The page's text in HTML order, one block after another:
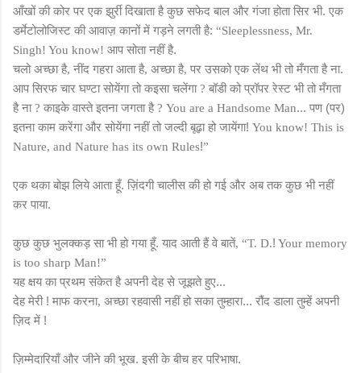
आँखों की कोर पर एक झुर्री दिखाता है कुछ सफेद बाल और गंजा होता सिर भी. एक
डर्मेटोलोजिस्ट की आवाज़ कानों में गड़ने लगती है: “Sleeplessness, Mr.
Singh! You know! आप सोता नहीं है.
चलो अच्छा है, नींद गहरा आता है, अच्छा है, पर उसको एक लेंथ भी तो मँगता है ना.
आप सिरफ चार घण्टा सोयेंगा तो कइसा चलेंगा? बॉडी को प्रॉपर रेस्ट भी तो मँगता
है ना? काइके वास्ते इतना जगता है? You are a Handsome Man... पण (पर)
इतना काम करेंगा और सोयेंगा नहीं तो जल्दी बूढ़ा हो जायेंगा! You know! This is
Nature, and Nature has its own Rules!”
एक थका बोझ लिये आता हूँ. ज़िंदगी चालीस की हो गई और अब तक कुछ भी नहीं
कर पाया.
कुछ कुछ भुलक्कड़ सा भी हो गया हूँ. याद आती हैं वे बातें, “T. D.! Your memory
is too sharp Man!”
यह क्षय का प्रथम संकेत है अपनी देह से जूझते हुए...
देह मेरी ! माफ करना, अच्छा रहवासी नहीं हो सका तुम्हारा... रौंद डाला तुम्हें अपनी
ज़िद में !
ज़िम्मेदारियाँ और जीने की भूख. इसी के बीच हर परिभाषा.